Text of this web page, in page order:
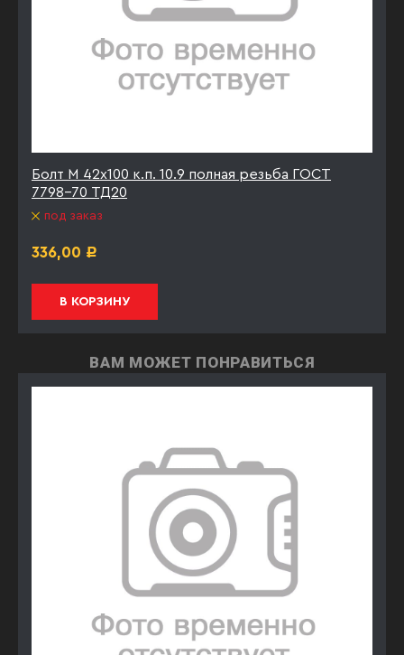
Болт М 42х100 к.п. 10.9 полная резьба ГОСТ
7798-70 ТД20
под заказ
336,00 Р
В КОРЗИНУ
ВАМ МОЖЕТ ПОНРАВИТЬСЯ